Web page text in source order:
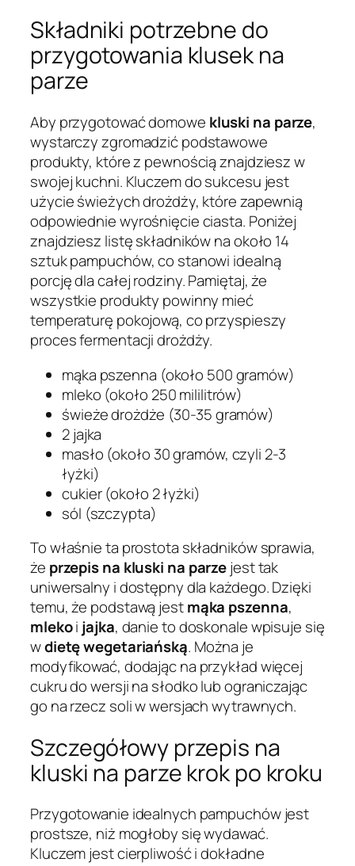
Składniki potrzebne do
przygotowania klusek na
parze
Aby przygotować domowe kluski na parze,
wystarczy zgromadzić podstawowe
produkty, które z pewnością znajdziesz w
swojej kuchni. Kluczem do sukcesu jest
użycie świeżych drożdży, które zapewnią
odpowiednie wyrośnięcie ciasta. Poniżej
znajdziesz listę składników na około 14
sztuk pampuchów, co stanowi idealną
porcję dla całej rodziny. Pamiętaj, że
wszystkie produkty powinny mieć
temperaturę pokojową, co przyspieszy
proces fermentacji drożdży.
mąka pszenna (około 500 gramów)
mleko (około 250 mililitrów)
świeże drożdże (30-35 gramów)
2 jajka
masło (około 30 gramów, czyli 2-3
łyżki)
cukier (około 2 łyżki)
sól (szczypta)
To właśnie ta prostota składników sprawia,
że przepis na kluski na parzejest tak
uniwersalny i dostępny dla każdego. Dzięki
temu, że podstawą jestmąka pszenna,
mlekoi jajka, danie to doskonale wpisuje się
wdietę wegetariańską. Można je
modyfikować, dodając na przykład więcej
cukru do wersji na słodko lub ograniczając
go na rzecz soli w wersjach wytrawnych.
Szczegółowy przepis na
kluski na parze krok po kroku
Przygotowanie idealnych pampuchów jest
prostsze, niż mogłoby się wydawać.
Kluczem jest cierpliwość i dokładne